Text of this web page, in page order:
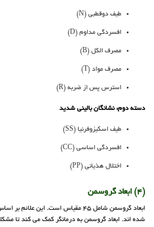
طیف دوقطبی (N)
افسردگی مداوم (D)
مصرف الکل (B)
مصرف مواد (T)
استرس پس از ضربه (R)
دسته دوم: نشانگان بالینی شدید
طیف اسکیزوفرنیا (SS)
افسردگی اساسی (CC)
اختلال هذیانی (PP)
(4) ابعاد گروسمن
ابعاد گروسمن شامل 45 مقیاس است. این
شده اند. ابعاد گروسمن به درمانگر کمک می کند تا